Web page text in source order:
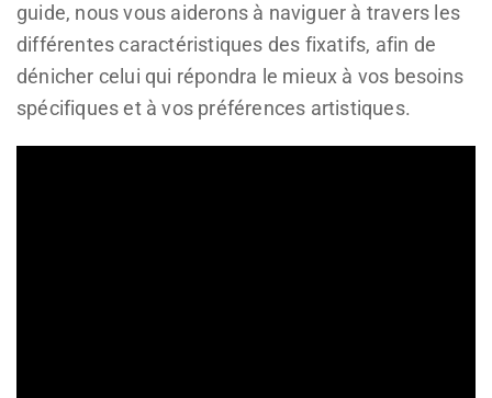
guide, nous vous aiderons à naviguer à travers les
différentes caractéristiques des fixatifs, afin de
dénicher celui qui répondra le mieux à vos besoins
spécifiques et à vos préférences artistiques.